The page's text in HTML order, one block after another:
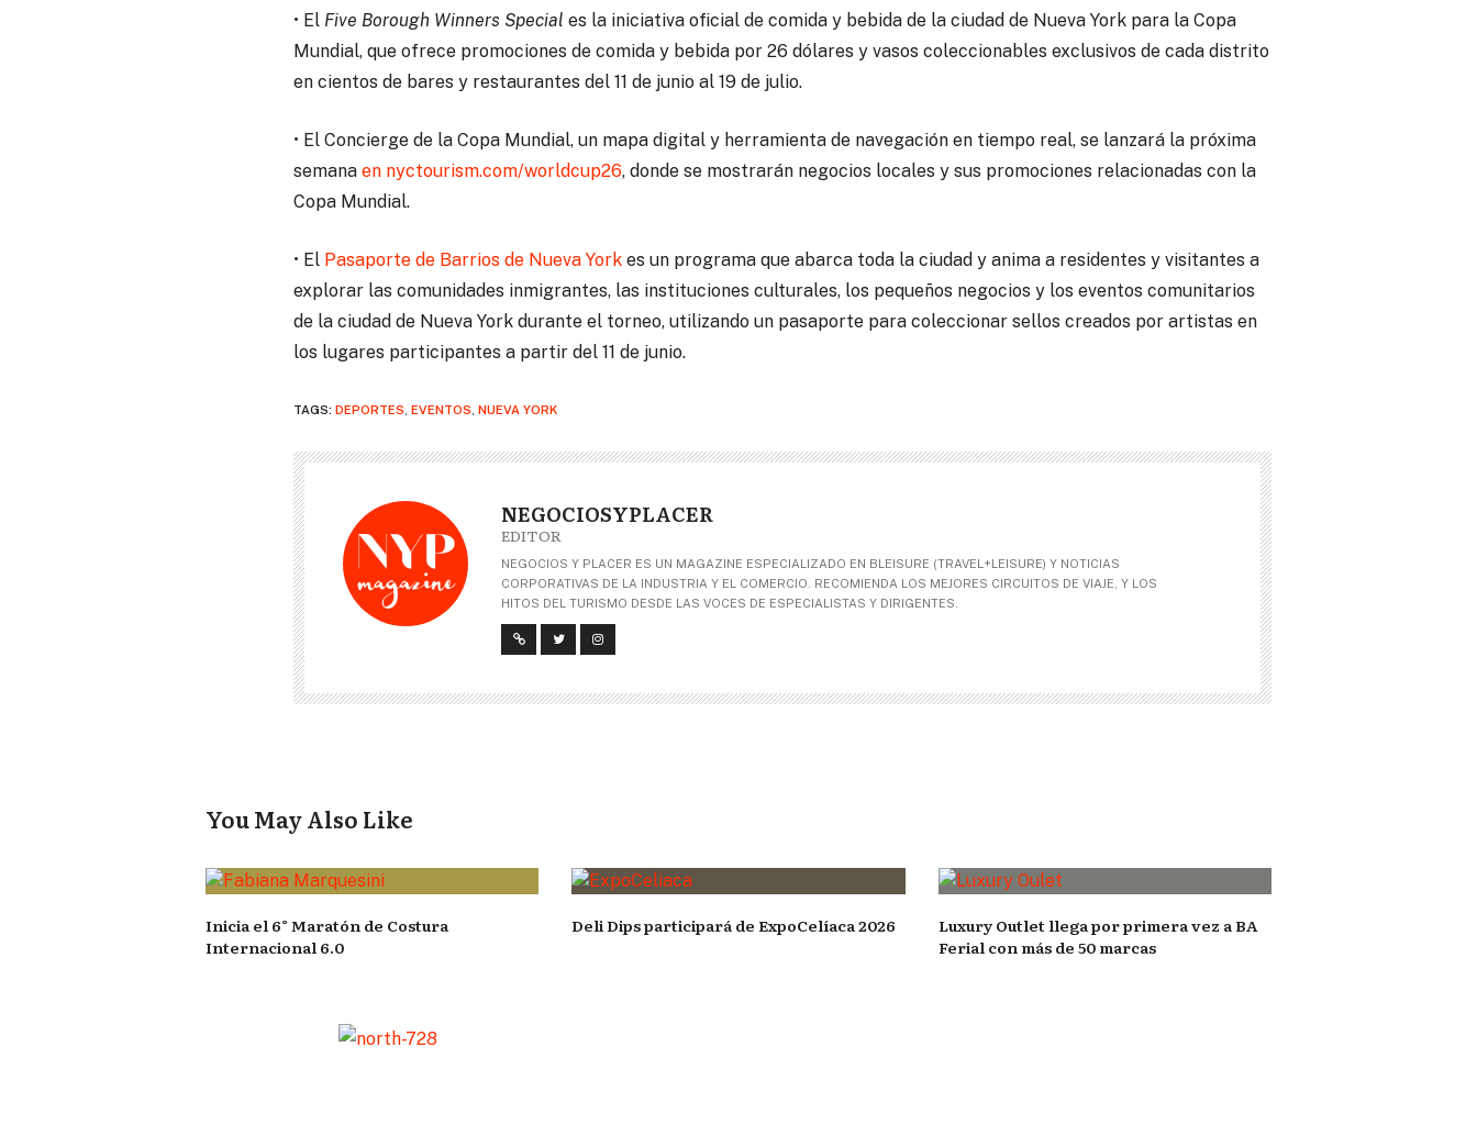
• El Five Borough Winners Special es la iniciativa oficial de comida y bebida de la ciudad de Nueva York para la Copa
Mundial, que ofrece promociones de comida y bebida por 26 dólares y vasos coleccionables exclusivos de cada distrito
en cientos de bares y restaurantes del 11 de junio al 19 de julio.
• El Concierge de la Copa Mundial, un mapa digital y herramienta de navegación en tiempo real, se lanzará la próxima
semana en nyctourism.com/worldcup26, donde se mostrarán negocios locales y sus promociones relacionadas con la
Copa Mundial.
• El Pasaporte de Barrios de Nueva York es un programa que abarca toda la ciudad y anima a residentes y visitantes a
explorar las comunidades inmigrantes, las instituciones culturales, los pequeños negocios y los eventos comunitarios
de la ciudad de Nueva York durante el torneo, utilizando un pasaporte para coleccionar sellos creados por artistas en
los lugares participantes a partir del 11 de junio.
TAGS: DEPORTES EVENTOS NUEVA YORK
NEGOCIOSYPLACER
EDITOR
NEGOCIOS Y PLACER ES UN MAGAZINE ESPECIALIZADO EN BLEISURE (TRAVEL+LEISURE) Y NOTICIAS
CORPORATIVAS DE LA INDUSTRIA Y EL COMERCIO. RECOMIENDA LOS MEJORES CIRCUITOS DE VIAJE, Y LOS
HITOS DEL TURISMO DESDE LAS VOCES DE ESPECIALISTAS Y DIRIGENTES.
You May Also Like
Inicia el 6° Maratón de Costura
Internacional 6.0
Deli Dips participará de ExpoCelíaca 2026
Luxury Outlet llega por primera vez a BA
Ferial con más de 50 marcas